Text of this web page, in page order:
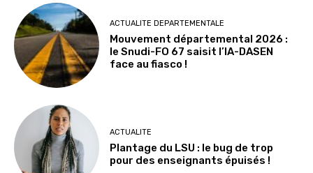
ACTUALITE DEPARTEMENTALE
Mouvement départemental 2026 :
le Snudi-FO 67 saisit l’IA-DASEN
face au fiasco !
ACTUALITE
Plantage du LSU : le bug de trop
pour des enseignants épuisés !